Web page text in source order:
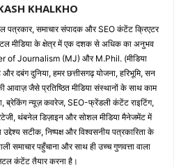
KHALKHO
पत्रकार, समाचार संपादक और SEO कंटेंट क्रिएटर
मीडिया के क्षेत्र में एक दशक से अधिक का अनुभव
of Journalism (MJ) और M.Phil. (मीडिया
दबंग दुनिया, हमर छत्तीसगढ़ योजना, हरिभूमि, सन
आवाज़ जैसे प्रतिष्ठित मीडिया संस्थानों के साथ काम
ब्रेकिंग न्यूज़ कवरेज, SEO-फ्रेंडली कंटेंट राइटिंग,
थंबनेल डिज़ाइन और सोशल मीडिया मैनेजमेंट में
सटीक, निष्पक्ष और विश्वसनीय पत्रकारिता के
समाचार पहुँचाना और साथ ही उच्च गुणवत्ता वाला
कंटेंट तैयार करना है।